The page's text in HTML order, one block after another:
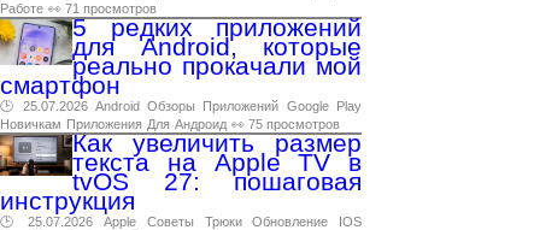
Работе 👀 71 просмотров
5 редких приложений
для Android, которые
реально прокачали мой
смартфон
🕑 25.07.2026 Android Обзоры Приложений Google
Play
Новичкам Приложения Для Андроид 👀 75 просмотров
Как увеличить размер
текста на Apple TV в
tvOS 27: пошаговая
инструкция
🕑 25.07.2026 Apple Советы Трюки Обновление
IOS